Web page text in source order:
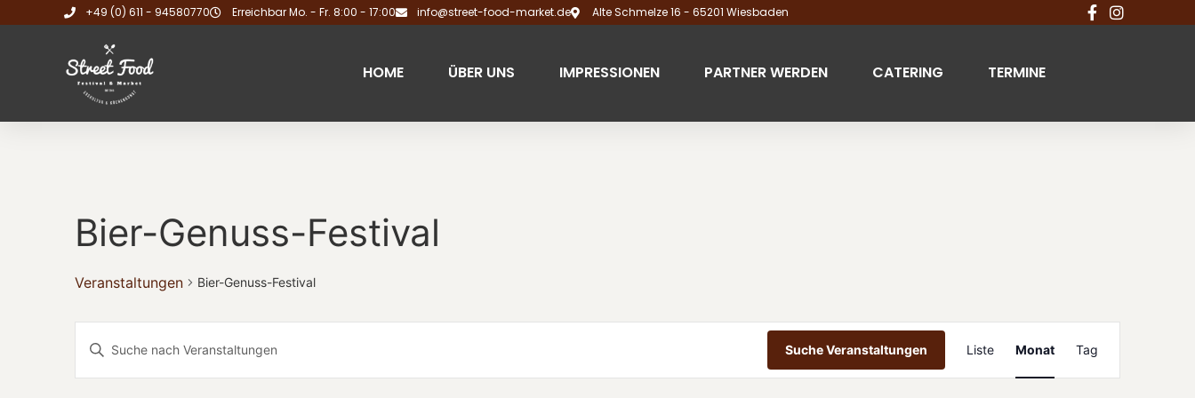
+49 (0) 611 - 94580770 Erreichbar Mo. - Fr. 8:00 - 17:00 info@street-food-market.de Alte Schmelze 16 - 65201 Wiesbaden
HOME ÜBER UNS IMPRESSIONEN PARTNER WERDEN CATERING TERMINE
Bier-Genuss-Festival
Veranstaltungen Bier-Genuss-Festival
Veranstaltungen
Suche
Bitte
Schlüsselwort
Suche Veranstaltungen
Ansichten-
Liste Monat Tag